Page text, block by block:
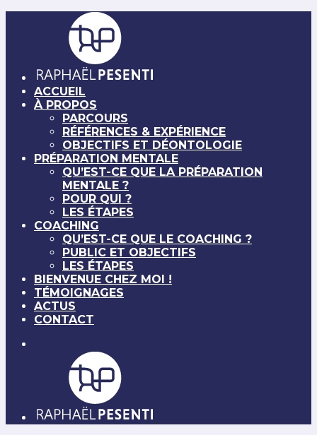
ACCUEIL
À PROPOS
PARCOURS
RÉFÉRENCES & EXPÉRIENCE
OBJECTIFS ET DÉONTOLOGIE
PRÉPARATION MENTALE
QU’EST-CE QUE LA PRÉPARATION
MENTALE ?
POUR QUI ?
LES ÉTAPES
COACHING
QU’EST-CE QUE LE COACHING ?
PUBLIC ET OBJECTIFS
LES ÉTAPES
BIENVENUE CHEZ MOI !
TÉMOIGNAGES
ACTUS
CONTACT